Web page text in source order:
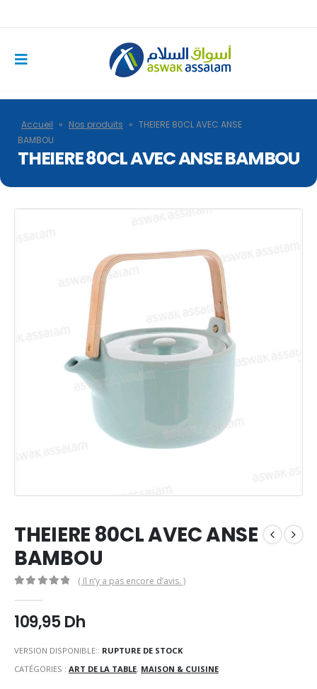
Accueil » Nos produits » THEIERE 80CL AVEC ANSE
BAMBOU
THEIERE 80CL AVEC ANSE BAMBOU
THEIERE 80CL AVEC ANSE
BAMBOU
( Il n’y a pas encore d’avis. )
109,95Dh
VERSION DISPONIBLE:: RUPTURE DE STOCK
CATÉGORIES : ART DE LA TABLE, MAISON & CUISINE